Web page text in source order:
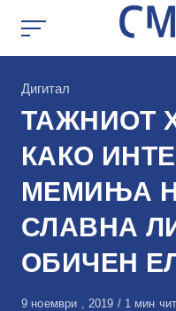
КАтегорија
Дигитал
ТАЖНИОТ
КАКО
МЕМИЊА
СЛАВНА
ОБИЧЕН
Објавено
9 ноември , 2019 1 мин